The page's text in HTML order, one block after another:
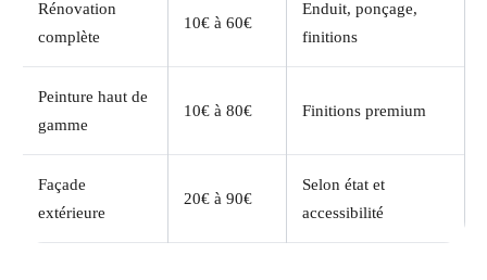
Rénovation
complète
10€ à 60€
Enduit, ponçage,
finitions
Peinture haut de
gamme
10€ à 80€ Finitions premium
Façade
extérieure
20€ à 90€
Selon état et
accessibilité